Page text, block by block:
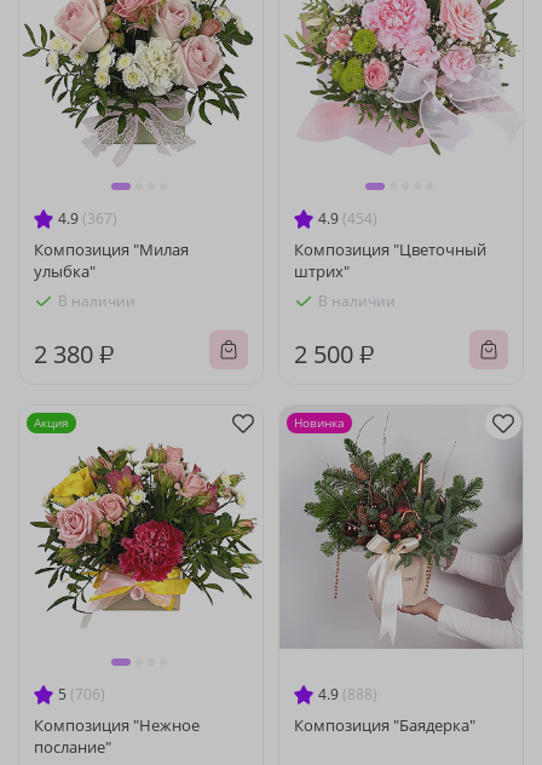
4.9 (367)
Композиция "Милая
улыбка"
В наличии
2 380 ₽
4.9 (454)
Композиция "Цветочный
штрих"
В наличии
2 500 ₽
5 (706)
Композиция "Нежное
послание"
Акция
4.9 (888)
Композиция "Баядерка"
Новинка